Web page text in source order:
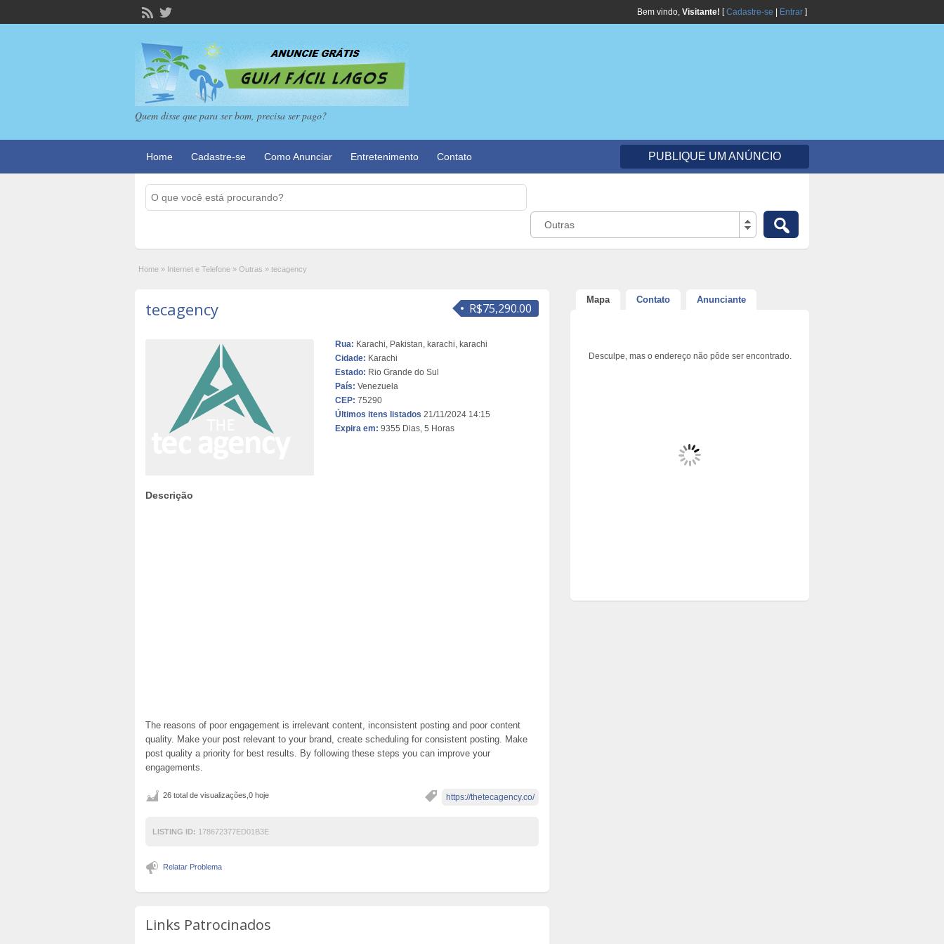
Bem vindo, Visitante! [Cadastre-se Entrar ]
Quem disse que para ser bom, precisa ser pago?
Home Cadastre-se Como Anunciar Entretenimento Contato PUBLIQUE UM ANÚNCIO
Outras
Home » Internet e Telefone » Outras » tecagency
R$75,290.00
tecagency
Rua: Karachi, Pakistan, karachi, karachi
Cidade: Karachi
Estado: Rio Grande do Sul
País: Venezuela
CEP: 75290
Últimos itens listados 21/11/2024 14:15
Expira em: 9355 Dias, 5 Horas
Descrição
The reasons of poor engagement is irrelevant content, inconsistent posting and poor content
quality. Make your post relevant to your brand, create scheduling for consistent posting. Make
post quality a priority for best results. By following these steps you can improve your
engagements.
https://thetecagency.co/
26 total de visualizações,0 hoje
LISTING ID: 178672377ED01B3E
Relatar Problema
Links Patrocinados
Mapa Contato Anunciante
Desculpe, mas o endereço não pôde ser encontrado.